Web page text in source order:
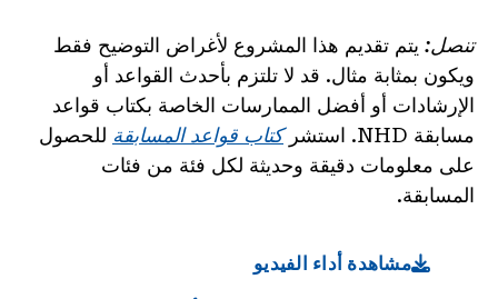
تنصل: يتم تقديم هذا المشروع لأغراض التوضيح فقط
ويكون بمثابة مثال. قد لا تلتزم بأحدث القواعد أو
الإرشادات أو أفضل الممارسات الخاصة بكتاب قواعد
مسابقة NHD. استشر
كتاب قواعد المسابقة للحصول
على معلومات دقيقة وحديثة لكل فئة من فئات
المسابقة.
مشاهدة أداء الفيديو